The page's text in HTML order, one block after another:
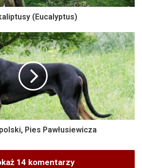
(Eucalyptus)
Pies Pawłusiewicza
14 komentarzy